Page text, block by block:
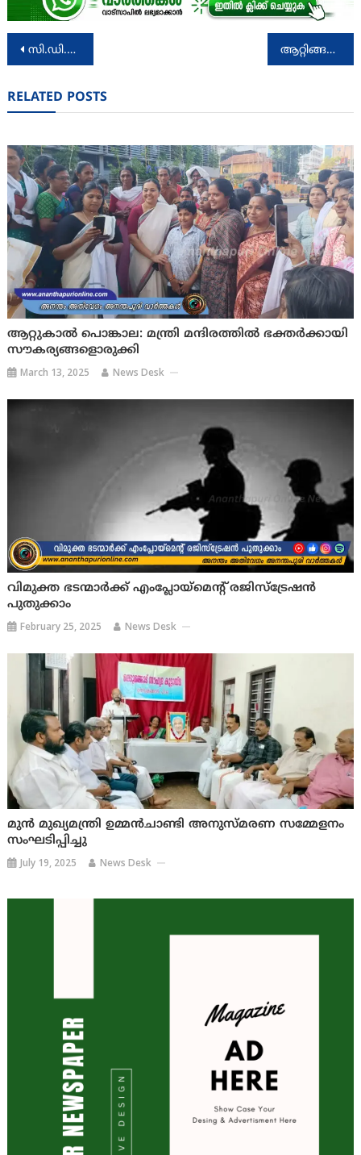
Post
സി.ഡി.സി.യിലെ ജെനറ്റിക് ആന്റ് മെറ്റബോളിക് ലാബിന് എന്‍.എ.ബി.എല്‍. അംഗീകാരം ആറ്റിങ്ങല്‍ സര്‍ക്കാര്‍ ഐ.ടി.ഐയില്‍ ഗസ്റ്റ് ഇന്‍സ്ട്രക്ടര്‍ അഭിമുഖം
RELATED POSTS
ആറ്റുകാല്‍ പൊങ്കാല: മന്ത്രി മന്ദിരത്തില്‍ ഭക്തര്‍ക്കായി
സൗകര്യങ്ങളൊരുക്കി
March 13, 2025 News Desk
വിമുക്ത ഭടന്മാര്‍ക്ക് എംപ്ലോയ്‌മെന്റ് രജിസ്‌ട്രേഷന്‍
പുതുക്കാം
February 25, 2025 News Desk
മുൻ മുഖ്യമന്ത്രി ഉമ്മൻചാണ്ടി അനുസ്മരണ സമ്മേളനം
സംഘടിപ്പിച്ചു
July 19, 2025 News Desk